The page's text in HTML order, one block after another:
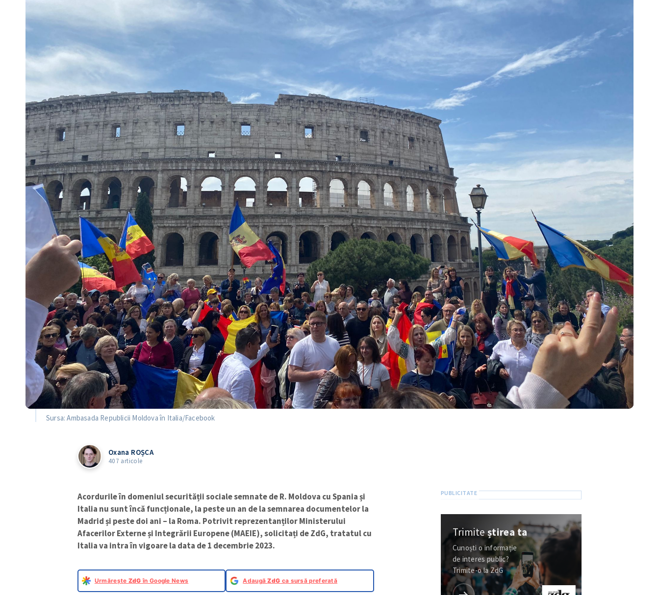
Sursa: Ambasada Republicii Moldova în Italia/Facebook
Oxana ROȘCA
407 articole
Acordurile în domeniul securității sociale semnate de R. Moldova cu Spania și
Italia nu sunt încă funcționale, la peste un an de la semnarea documentelor la
Madrid și peste doi ani – la Roma. Potrivit reprezentanților Ministerului
Afacerilor Externe și Integrării Europene (MAEIE), solicitați de ZdG, tratatul cu
Italia va intra în vigoare la data de 1 decembrie 2023.
Urmărește ZdG în Google News AdaugăZdG ca sursă preferată
Trimiteștirea ta
Cunoști o informație
de interes public?
Trimite-o la ZdG